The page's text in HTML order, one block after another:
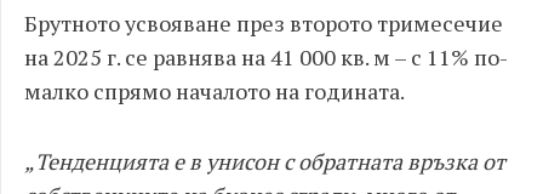
Брутното усвояване през второто тримесечие
на 2025 г. се равнява на 41 000 кв. м – с 11% по-
малко спрямо началото на годината.
„Тенденцията е в унисон с обратната връзка от